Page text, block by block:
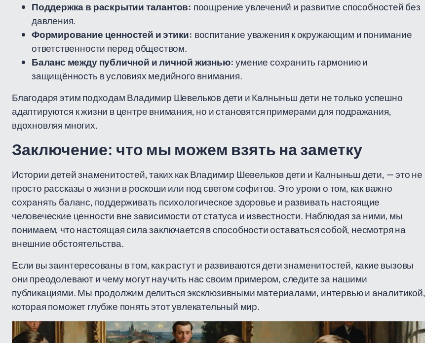
Поддержка в раскрытии талантов: поощрение увлечений и развитие способностей без
давления.
Формирование ценностей и этики: воспитание уважения к окружающим и понимание
ответственности перед обществом.
Баланс между публичной и личной жизнью:умение сохранить гармонию и
защищённость в условиях медийного внимания.
Благодаря этим подходам Владимир Шевельков дети и Калныньш дети не только успешно
адаптируются к жизни в центре внимания, но и становятся примерами для подражания,
вдохновляя многих.
Заключение: что мы можем взять на заметку
Истории детей знаменитостей, таких как Владимир Шевельков дети и Калныньш дети, — это не
просто рассказы о жизни в роскоши или под светом софитов. Это уроки о том, как важно
сохранять баланс, поддерживать психологическое здоровье и развивать настоящие
человеческие ценности вне зависимости от статуса и известности. Наблюдая за ними, мы
понимаем, что настоящая сила заключается в способности оставаться собой, несмотря на
внешние обстоятельства.
Если вы заинтересованы в том, как растут и развиваются дети знаменитостей, какие вызовы
они преодолевают и чему могут научить нас своим примером, следите за нашими
публикациями. Мы продолжим делиться эксклюзивными материалами, интервью и аналитикой,
которая поможет глубже понять этот увлекательный мир.